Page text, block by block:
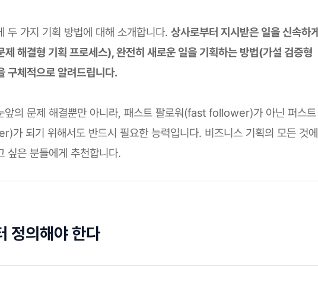
두 가지 기획 방법에 대해 소개합니다. 상사로부터 지시받은 일을 신속하게
제 해결형 기획 프로세스), 완전히 새로운 일을 기획하는 방법(가설 검증형
구체적으로 알려드립니다.
앞의 문제 해결뿐만 아니라, 패스트 팔로워(fast follower)가 아닌 퍼스트
가 되기 위해서도 반드시 필요한 능력입니다. 비즈니스 기획의 모든 것에
싶은 분들에게 추천합니다.
정의해야 한다